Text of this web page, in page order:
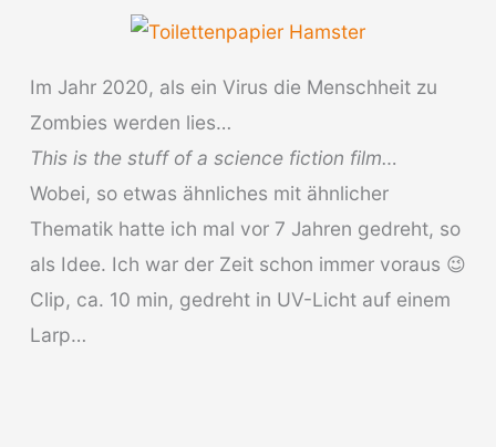
Im Jahr 2020, als ein Virus die Menschheit zu
Zombies werden lies…
This is the stuff of a science fiction film…
Wobei, so etwas ähnliches mit ähnlicher
Thematik hatte ich mal vor 7 Jahren gedreht, so
als Idee. Ich war der Zeit schon immer voraus 😉
Clip, ca. 10 min, gedreht in UV-Licht auf einem
Larp…